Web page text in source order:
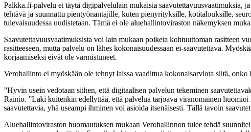
Palkka.fi-palvelu ei täytä digipalvelulain mukaisia saavutettavuusvaatimuksia,
tehtävä ja suunnattu pientyönantajille, kuten pienyrityksille, kotitalouksille,
tulevaisuudessa uudistetaan. Tämä ei ole aluehallintoviraston näkemyksen
Saavutettavuusvaatimuksista voi lain mukaan poiketa kohtuuttoman rasitteen
rasitteeseen, mutta palvelu on lähes kokonaisuudessaan ei-saavutettava.
korjaamiseksi eivät ole varmistuneet.
Verohallinto ei myöskään ole tehnyt laissa vaadittua kokonaisarviota siitä,
”Hyvin usein vedotaan siihen, että digitaalisen palvelun tekeminen
Rainio. ”Laki kuitenkin edellyttää, että palvelua tarjoava viranomainen
saavutettavia, yhä useampi ihminen voi asioida itsenäisesti. Tällä tavoin
Aluehallintoviraston huomautuksen mukaan Verohallinnon tulee tehdä